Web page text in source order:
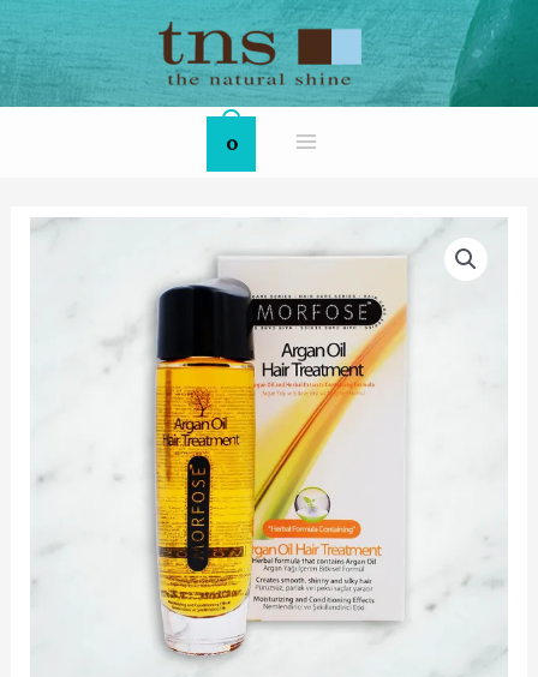
to
content
0
MAIN
MENU
MORFOSE
量